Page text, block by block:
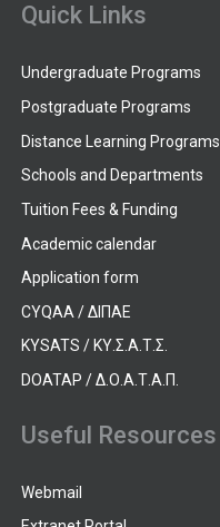
Quick Links
Undergraduate Programs
Postgraduate Programs
Distance Learning Programs
Schools and Departments
Tuition Fees & Funding
Academic calendar
Application form
CYQAA / ΔΙΠΑΕ
KYSATS / ΚΥ.Σ.Α.Τ.Σ.
DOATAP / Δ.Ο.Α.Τ.Α.Π.
Useful Resources
Webmail